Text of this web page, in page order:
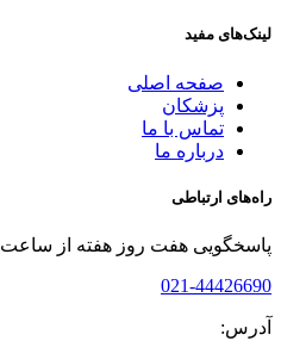
لینک‌های مفید
صفحه اصلی
پزشکان
تماس با ما
درباره ما
راه‌های ارتباطی
پاسخگویی هفت روز هفته از ساعت 9 تا 12
021-44426690
آدرس: